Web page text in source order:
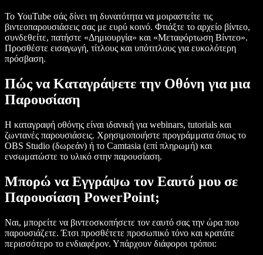
Το YouTube σάς δίνει τη δυνατότητα να μοιραστείτε τις
βιντεοπαρουσιάσεις σας με ευρύ κοινό. Φτιάξτε το αρχείο βίντεο,
συνδεθείτε, πατήστε «Δημιουργία» και «Μεταφόρτωση Βίντεο».
Προσθέστε εισαγωγή, τίτλους και υπότιτλους για ευκολότερη
πρόσβαση.
Πώς να Καταγράψετε την Οθόνη για μια
Παρουσίαση
Η καταγραφή οθόνης είναι ιδανική για webinars, tutorials και
ζωντανές παρουσιάσεις. Χρησιμοποιήστε προγράμματα όπως το
OBS Studio (δωρεάν) ή το Camtasia (επί πληρωμή) και
ενσωματώστε το υλικό στην παρουσίαση.
Μπορώ να Εγγράψω τον Εαυτό μου σε
Παρουσίαση PowerPoint;
Ναι, μπορείτε να βιντεοσκοπήσετε τον εαυτό σας την ώρα που
παρουσιάζετε. Έτσι προσθέτετε προσωπικό τόνο και κρατάτε
περισσότερο το ενδιαφέρον. Υπάρχουν διάφοροι τρόποι: